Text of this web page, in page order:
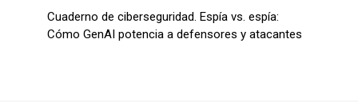
Cuaderno de ciberseguridad. Espía vs. espía:
Cómo GenAI potencia a defensores y atacantes